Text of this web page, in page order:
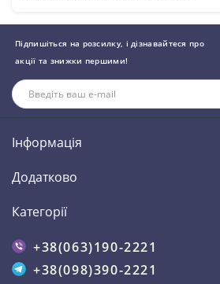
Підпишіться на розсилку, і дізнавайтеся про
акції та знижки першими!
Інформація
Додатково
Категорії
+38(063)190-2221
+38(098)390-2221